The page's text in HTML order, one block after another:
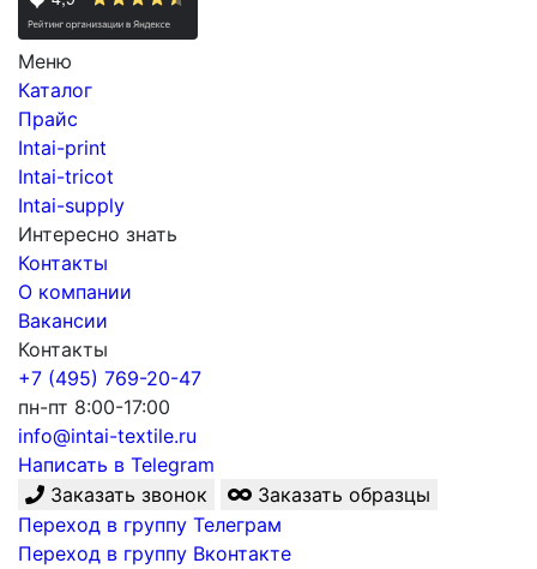
Меню
Каталог
Прайс
Intai-print
Intai-tricot
Intai-supply
Интересно знать
Контакты
О компании
Вакансии
Контакты
+7 (495) 769-20-47
пн-пт 8:00-17:00
info@intai-textile.ru
Написать в Telegram
Заказать звонок
Заказать образцы
Переход в группу Телеграм
Переход в группу Вконтакте